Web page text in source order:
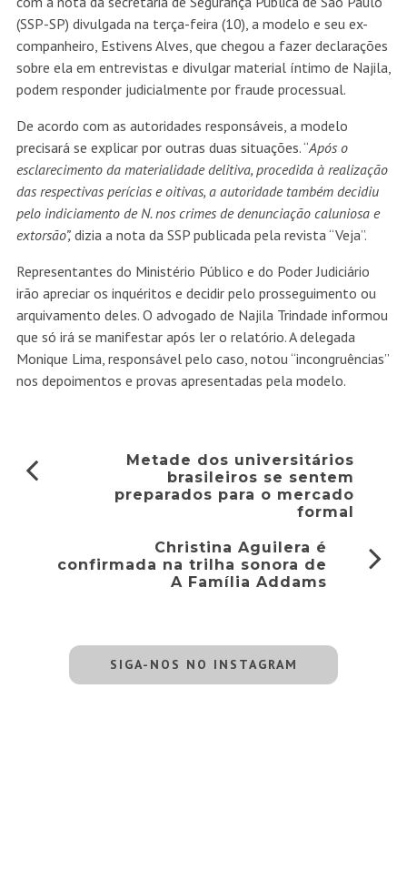
(SSP-SP) divulgada na terça-feira (10), a modelo e seu ex-
companheiro, Estivens Alves, que chegou a fazer declarações
sobre ela em entrevistas e divulgar material íntimo de Najila,
podem responder judicialmente por fraude processual.
De acordo com as autoridades responsáveis, a modelo
precisará se explicar por outras duas situações. “Após o
esclarecimento da materialidade delitiva, procedida à realização
das respectivas perícias e oitivas, a autoridade também decidiu
pelo indiciamento de N. nos crimes de denunciação caluniosa e
extorsão”,dizia a nota da SSP publicada pela revista “Veja”.
Representantes do Ministério Público e do Poder Judiciário
irão apreciar os inquéritos e decidir pelo prosseguimento ou
arquivamento deles. O advogado de Najila Trindade informou
que só irá se manifestar após ler o relatório. A delegada
Monique Lima, responsável pelo caso, notou “incongruências”
nos depoimentos e provas apresentadas pela modelo.
Metade dos universitários
brasileiros se sentem
preparados para o mercado
formal
Christina Aguilera é
confirmada na trilha sonora de
A Família Addams
SIGA-NOS NO INSTAGRAM